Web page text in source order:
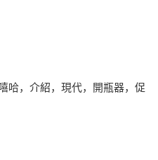
哈，介紹，現代，開瓶器，促